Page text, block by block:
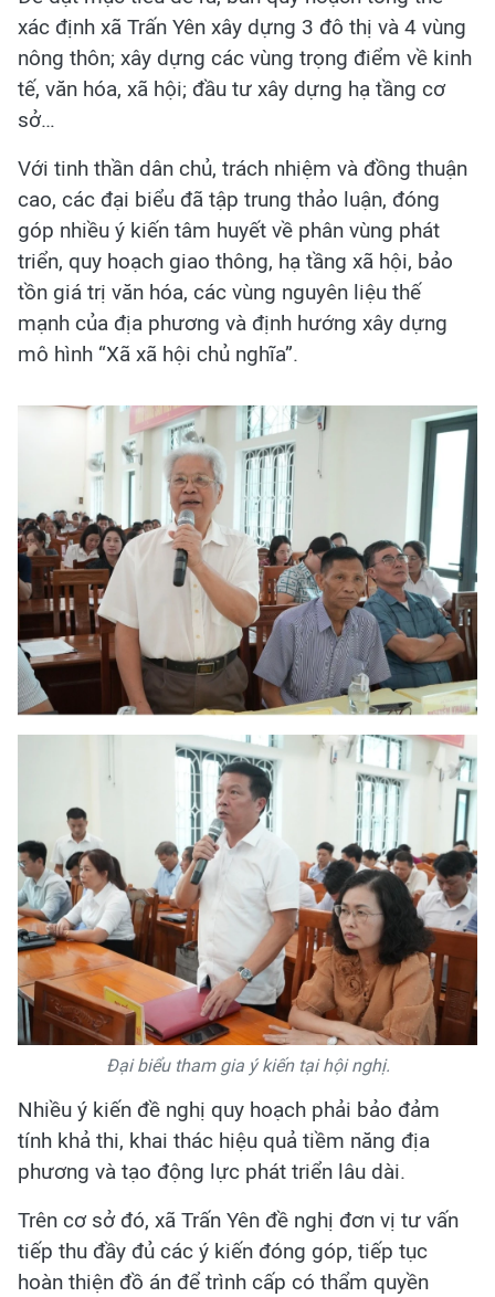
xác định xã Trấn Yên xây dựng 3 đô thị và 4 vùng
nông thôn; xây dựng các vùng trọng điểm về kinh
tế, văn hóa, xã hội; đầu tư xây dựng hạ tầng cơ
sở…
Với tinh thần dân chủ, trách nhiệm và đồng thuận
cao, các đại biểu đã tập trung thảo luận, đóng
góp nhiều ý kiến tâm huyết về phân vùng phát
triển, quy hoạch giao thông, hạ tầng xã hội, bảo
tồn giá trị văn hóa, các vùng nguyên liệu thế
mạnh của địa phương và định hướng xây dựng
mô hình “Xã xã hội chủ nghĩa”.
Đại biểu tham gia ý kiến tại hội nghị.
Nhiều ý kiến đề nghị quy hoạch phải bảo đảm
tính khả thi, khai thác hiệu quả tiềm năng địa
phương và tạo động lực phát triển lâu dài.
Trên cơ sở đó, xã Trấn Yên đề nghị đơn vị tư vấn
tiếp thu đầy đủ các ý kiến đóng góp, tiếp tục
hoàn thiện đồ án để trình cấp có thẩm quyền